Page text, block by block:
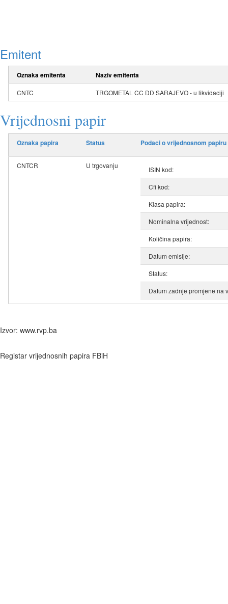
Emitent
Oznaka emitenta Naziv emitenta
CNTC TRGOMETAL CC DD SARAJEVO - u likvidaciji
Vrijednosni papir
Oznaka papira Status Podaci o vrijednosnom papiru
CNTCR U trgovanju
ISIN kod:
Cfi kod:
Klasa papira:
Nominalna vrijednost:
Količina papira:
Datum emisije:
Status:
Datum zadnje promjene na
Izvor: www.rvp.ba
Registar vrijednosnih papira FBiH